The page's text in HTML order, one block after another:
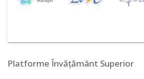
Platforme Învățământ Superior